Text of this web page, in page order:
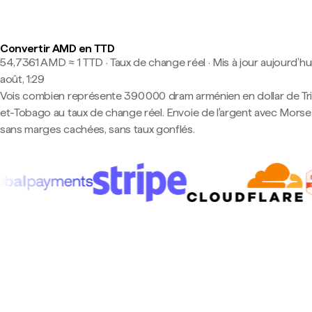
Convertir AMD en TTD
54,7361 AMD ≈ 1 TTD · Taux de change réel · Mis à jour
août, 1:29
Vois combien représente 390 000 dram arménien en dollar de
et-Tobago au taux de change réel. Envoie de l'argent avec
sans marges cachées, sans taux gonflés.